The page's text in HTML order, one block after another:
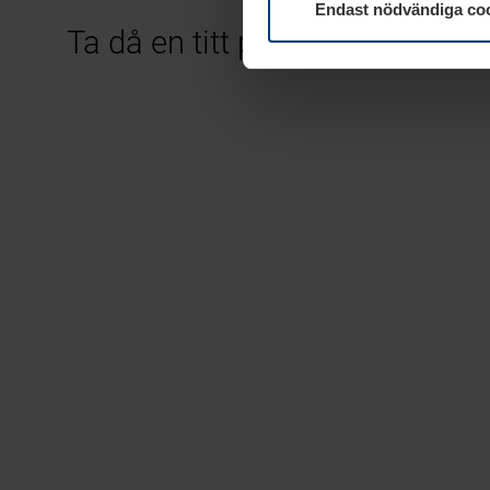
Endast nödvändiga
Ta då en titt på alla våra